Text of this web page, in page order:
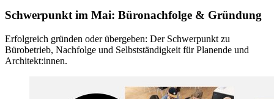
Schwerpunkt im Mai: Büronachfolge & Gründung
Erfolgreich gründen oder übergeben: Der Schwerpunkt zu
Bürobetrieb, Nachfolge und Selbstständigkeit für Planende und
Architekt:innen.